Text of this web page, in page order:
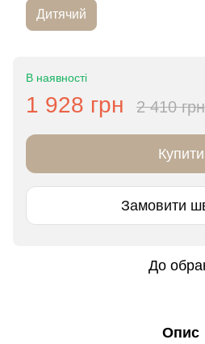
Дитячий
В наявності
1 928 грн 2 410 грн
Купити
Замовити
До
Опис